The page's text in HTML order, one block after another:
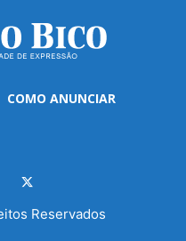
COMO ANUNCIAR
Reservados